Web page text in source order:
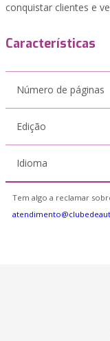
conquistar clientes e
Características
Número de páginas
Edição
Idioma
Tem algo a reclamar